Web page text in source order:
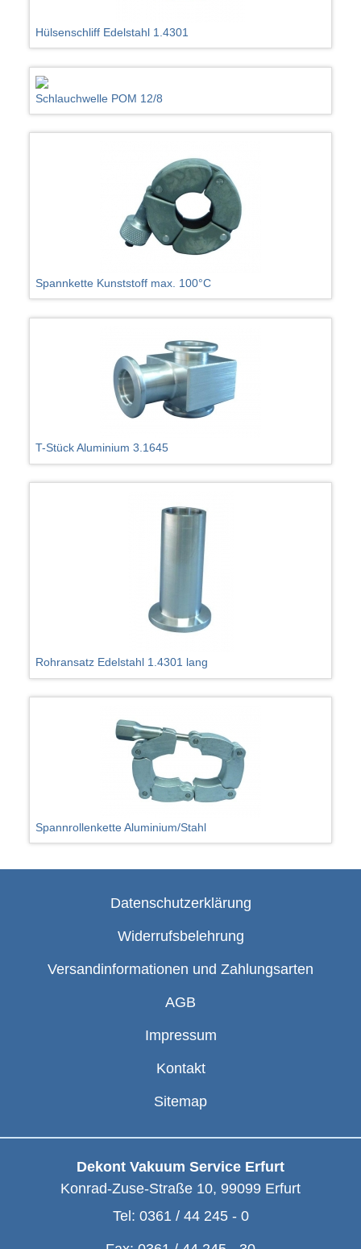
Hülsenschliff Edelstahl 1.4301
Schlauchwelle POM 12/8
Spannkette Kunststoff max. 100°C
T-Stück Aluminium 3.1645
Rohransatz Edelstahl 1.4301 lang
Spannrollenkette Aluminium/Stahl
Datenschutzerklärung
Widerrufsbelehrung
Versandinformationen und Zahlungsarten
AGB
Impressum
Kontakt
Sitemap
Dekont Vakuum Service Erfurt
Konrad-Zuse-Straße 10, 99099 Erfurt
Tel: 0361 / 44 245 - 0